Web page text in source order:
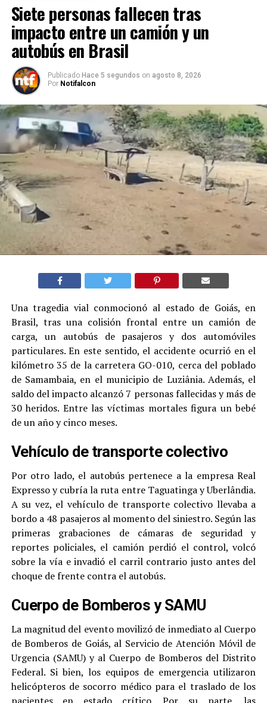
Siete personas fallecen tras
impacto entre un camión y un
autobús en Brasil
Publicado Hace 5 segundos on agosto 8, 2026
Por Notifalcon
Una tragedia vial conmocionó al estado de Goiás, en
Brasil, tras una colisión frontal entre un camión de
carga, un autobús de pasajeros y dos automóviles
particulares. En este sentido, el accidente ocurrió en el
kilómetro 35 de la carretera GO-010, cerca del poblado
de Samambaia, en el municipio de Luziânia. Además, el
saldo del impacto alcanzó 7 personas fallecidas y más de
30 heridos. Entre las víctimas mortales figura un bebé
de un año y cinco meses.
Vehículo de transporte colectivo
Por otro lado, el autobús pertenece a la empresa Real
Expresso y cubría la ruta entre Taguatinga y Uberlândia.
A su vez, el vehículo de transporte colectivo llevaba a
bordo a 48 pasajeros al momento del siniestro. Según las
primeras grabaciones de cámaras de seguridad y
reportes policiales, el camión perdió el control, volcó
sobre la vía e invadió el carril contrario justo antes del
choque de frente contra el autobús.
Cuerpo de Bomberos y SAMU
La magnitud del evento movilizó de inmediato al Cuerpo
de Bomberos de Goiás, al Servicio de Atención Móvil de
Urgencia (SAMU) y al Cuerpo de Bomberos del Distrito
Federal. Si bien, los equipos de emergencia utilizaron
helicópteros de socorro médico para el traslado de los